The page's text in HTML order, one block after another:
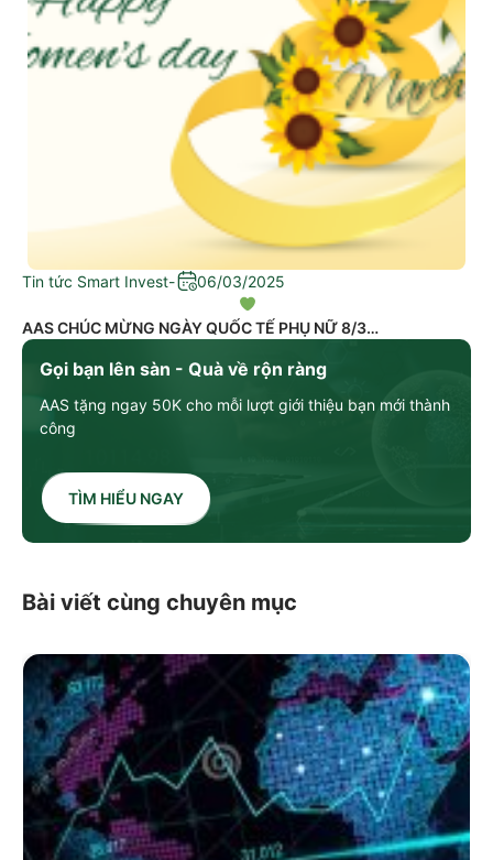
Gọi bạn lên sàn - Quà về rộn ràng
AAS tặng ngay 50K cho mỗi lượt giới thiệu bạn mới thành
công
TÌM HIỂU NGAY
Tin tức Smart Invest- 06/03/2025
AAS CHÚC MỪNG NGÀY QUỐC TẾ PHỤ NỮ 8/3
Bài viết cùng chuyên mục